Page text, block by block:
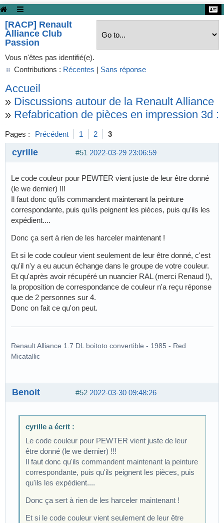
[RACP] Renault
Alliance Club
Passion
Vous n'êtes pas identifié(e).
Contributions : Récentes | Sans réponse
Accueil
» Discussions autour de la Renault Alliance
» Refabrication de pièces en impression 3d :
Pages : Précédent 1 2 3
#51 2022-03-29 23:06:59
cyrille
Le code couleur pour PEWTER vient juste de leur être donné
(le we dernier) !!!
Il faut donc qu'ils commandent maintenant la peinture
correspondante, puis qu'ils peignent les pièces, puis qu'ils les
expédient....
Donc ça sert à rien de les harceler maintenant !
Et si le code couleur vient seulement de leur être donné, c'est
qu'il n'y a eu aucun échange dans le groupe de votre couleur.
Et qu'après avoir récupéré un nuancier RAL (merci Renaud !),
la proposition de correspondance de couleur n'a reçu réponse
que de 2 personnes sur 4.
Donc on fait ce qu'on peut.
Renault Alliance 1.7 DL boitoto convertible - 1985 - Red
Micatallic
#52 2022-03-30 09:48:26
Benoit
cyrille a écrit :
Le code couleur pour PEWTER vient juste de leur
être donné (le we dernier) !!!
Il faut donc qu'ils commandent maintenant la peinture
correspondante, puis qu'ils peignent les pièces, puis
qu'ils les expédient....
Donc ça sert à rien de les harceler maintenant !
Et si le code couleur vient seulement de leur être